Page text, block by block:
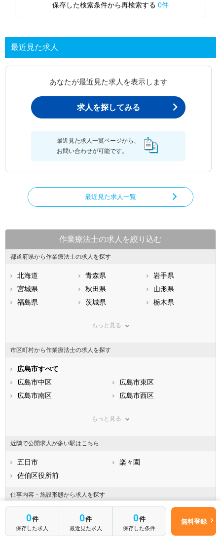
保存した検索条件から再検索する 0件
最近見た求人
あなたが最近見た求人を表示します
求人を探してみる
最近見た求人一覧ページから、
お問い合わせが可能です。
最近見た求人一覧
0件
保存した求人
0件
最近見た求人
0件
保存した条件
無料登録
作業療法士の求人を絞り込む
都道府県から作業療法士の求人を探す
北海道 青森県
岩手県
宮城県
秋田県
山形県
福島県
茨城県
栃木県
神奈川県
石川県
福井県
静岡県
滋賀県
大阪府
兵庫県
和歌山県
山口県
福岡県
佐賀県
熊本県
鹿児島県
もっと見る
市区町村から作業療法士の求人を探す
広島市すべて
広島市中区
広島市東区
広島市南区
広島市西区
広島市佐伯区
呉市
三原市
尾道市
福山市
大竹市
東広島市
廿日市市
安芸高田市
江田島市
安芸郡府中町
もっと見る
近隣で公開求人が多い駅はこちら
五日市
楽々園
佐伯区役所前
仕事内容・施設形態から求人を探す
病院
介護福祉施設
クリニック
訪問リハビリ(在宅医療)